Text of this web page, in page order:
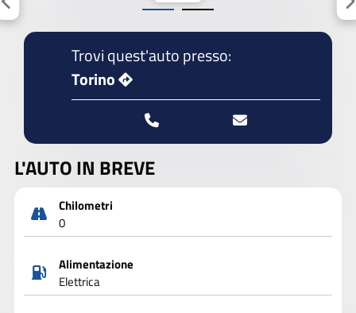
Trovi quest'auto presso:
Torino
L'AUTO IN BREVE
Chilometri
0
Alimentazione
Elettrica